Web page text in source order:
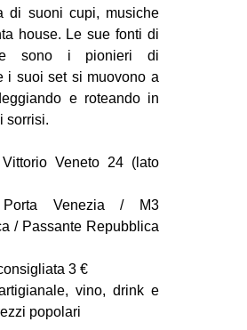
di suoni cupi, musiche
house. Le sue fonti di
sono i pionieri di
i suoi set si muovono a
e roteando in
sorrisi.
Veneto 24 (lato
Venezia / M3
/ Passante Repubblica
3 €
vino, drink e
popolari